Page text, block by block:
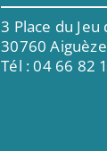
3 Place du Jeu
30760 Aiguèze
Tél : 04 66 82